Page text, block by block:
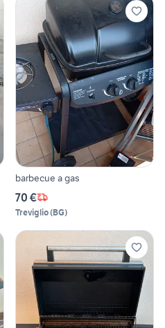
barbecue a gas
70 €
Treviglio(BG)